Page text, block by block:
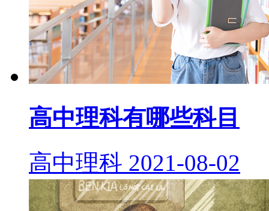
高中理科有哪些科目
高中理科 2021-08-02